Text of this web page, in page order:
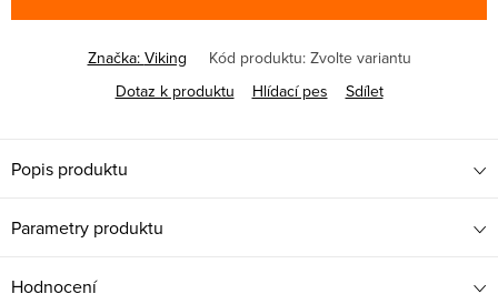
Značka: Viking Kód produktu: Zvolte variantu
Dotaz k produktu
Hlídací pes Sdílet
Popis produktu
Parametry produktu
Hodnocení